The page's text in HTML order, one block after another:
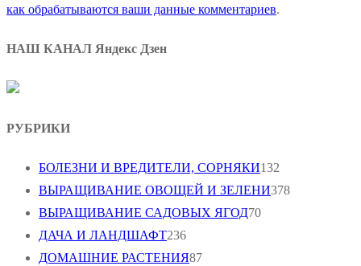
как обрабатываются ваши данные комментариев.
НАШ КАНАЛ Яндекс Дзен
РУБРИКИ
БОЛЕЗНИ И ВРЕДИТЕЛИ, СОРНЯКИ132
ВЫРАЩИВАНИЕ ОВОЩЕЙ И ЗЕЛЕНИ378
ВЫРАЩИВАНИЕ САДОВЫХ ЯГОД70
ДАЧА И ЛАНДШАФТ236
ДОМАШНИЕ РАСТЕНИЯ87